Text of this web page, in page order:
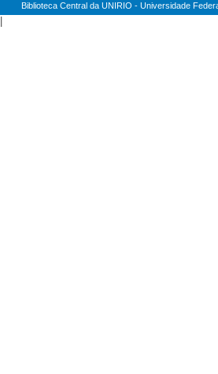
Biblioteca Central da UNIRIO - Universidade